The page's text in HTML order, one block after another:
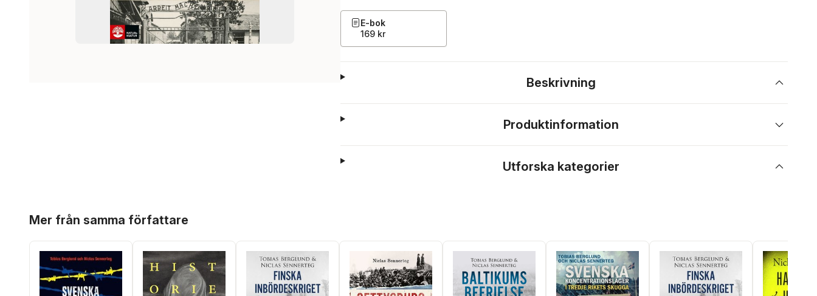
E-bok
169 kr
Beskrivning
Produktinformation
Utforska kategorier
Mer från samma författare